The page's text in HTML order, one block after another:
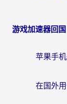
游戏加速器回国